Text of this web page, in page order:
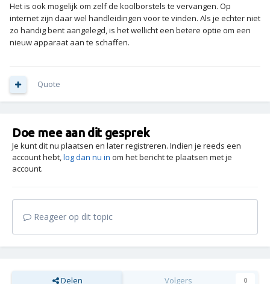
Het is ook mogelijk om zelf de koolborstels te vervangen. Op
internet zijn daar wel handleidingen voor te vinden. Als je echter niet
zo handig bent aangelegd, is het wellicht een betere optie om een
nieuw apparaat aan te schaffen.
Quote
Doe mee aan dit gesprek
Je kunt dit nu plaatsen en later registreren. Indien je reeds een
account hebt,log dan nu in om het bericht te plaatsen met je
account.
Reageer op dit topic
Delen Volgers 0